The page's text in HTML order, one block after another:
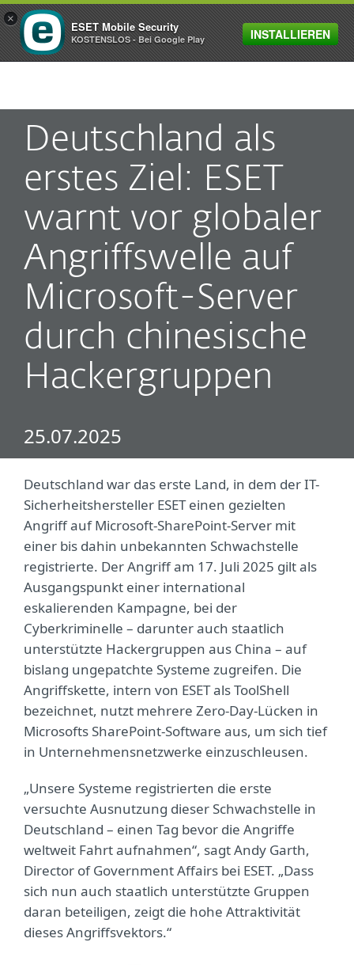
MENU
Deutschland als
erstes Ziel: ESET
warnt vor globaler
Angriffswelle auf
Microsoft-Server
durch chinesische
Hackergruppen
25.07.2025
Deutschland war das erste Land, in dem der IT-
Sicherheitshersteller ESET einen gezielten
Angriff auf Microsoft-SharePoint-Server mit
einer bis dahin unbekannten Schwachstelle
registrierte. Der Angriff am 17. Juli 2025 gilt als
Ausgangspunkt einer international
eskalierenden Kampagne, bei der
Cyberkriminelle – darunter auch staatlich
unterstützte Hackergruppen aus China – auf
bislang ungepatchte Systeme zugreifen. Die
Angriffskette, intern von ESET als ToolShell
bezeichnet, nutzt mehrere Zero-Day-Lücken in
Microsofts SharePoint-Software aus, um sich tief
in Unternehmensnetzwerke einzuschleusen.
„Unsere Systeme registrierten die erste
versuchte Ausnutzung dieser Schwachstelle in
Deutschland – einen Tag bevor die Angriffe
weltweit Fahrt aufnahmen“, sagt Andy Garth,
Director of Government Affairs bei ESET. „Dass
sich nun auch staatlich unterstützte Gruppen
daran beteiligen, zeigt die hohe Attraktivität
dieses Angriffsvektors.“
×
ESET Mobile Security
KOSTENSLOS - Bei Google Play INSTALLIEREN